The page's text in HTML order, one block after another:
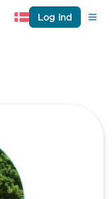
Log ind